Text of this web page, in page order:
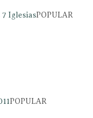
IglesiasPOPULAR
POPULAR